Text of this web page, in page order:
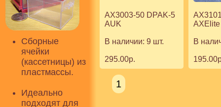
Сборные
ячейки
(кассетницы) из
пластмассы.
Идеально
подходят для
AX3003-50 DPAK-5
AUK
В наличии: 9 шт.
295.00р.
AXElite
В
1